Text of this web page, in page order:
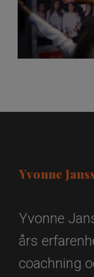
Yvonne
Yvonne
års
coachning